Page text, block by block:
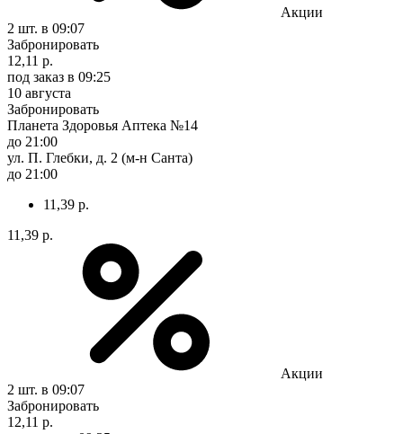
Акции
2 шт. в 09:07
Забронировать
12,11 р.
под заказ в 09:25
10 августа
Забронировать
Планета Здоровья Аптека №14
до 21:00
ул. П. Глебки, д. 2 (м-н Санта)
до 21:00
11,39 р.
11,39 р.
Акции
2 шт. в 09:07
Забронировать
12,11 р.